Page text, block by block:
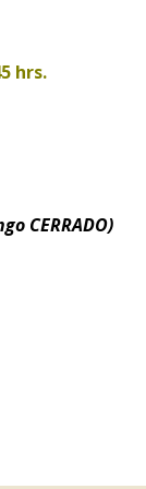
hrs.
CERRADO)